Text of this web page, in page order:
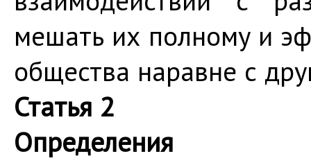
мешать их полному и
общества наравне с
Статья 2
Определения